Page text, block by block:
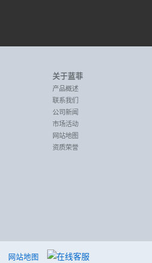
关于蓝菲
产品概述
联系我们
公司新闻
市场活动
网站地图
资质荣誉
网站地图